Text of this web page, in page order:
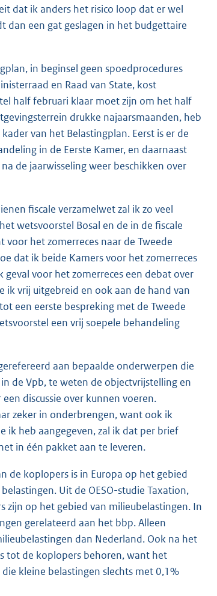
dat ik anders het risico loop dat er wel
dan een gat geslagen in het budgettaire
in beginsel geen spoedprocedures
en Raad van State, kost
half februari klaar moet zijn om het half
drukke najaarsmaanden, heb
van het Belastingplan. Eerst is er de
in de Eerste Kamer, en daarnaast
de jaarwisseling weer beschikken over
fiscale verzamelwet zal ik zo veel
wetsvoorstel Bosal en de in de fiscale
het zomerreces naar de Tweede
dat ik beide Kamers voor het zomerreces
voor het zomerreces een debat over
vrij uitgebreid en ook aan de hand van
een eerste bespreking met de Tweede
een vrij soepele behandeling
aan bepaalde onderwerpen die
de Vpb, te weten de objectvrijstelling en
discussie over kunnen voeren.
zeker in onderbrengen, want ook ik
ik heb aangegeven, zal ik dat per brief
in één pakket aan te leveren.
de koplopers is in Europa op het gebied
Uit de OESO-studie Taxation,
op het gebied van milieubelastingen. In
gerelateerd aan het bbp. Alleen
dan Nederland. Ook na het
tot de koplopers behoren, want het
kleine belastingen slechts met 0,1%